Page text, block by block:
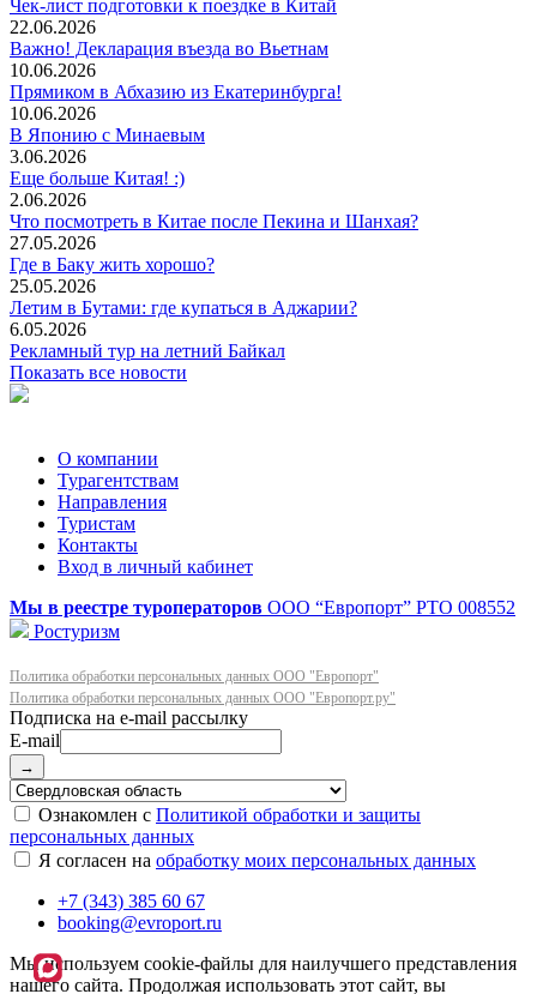
Чек-лист подготовки к поездке в Китай
22.06.2026
Важно! Декларация въезда во Вьетнам
10.06.2026
Прямиком в Абхазию из Екатеринбурга!
10.06.2026
В Японию с Минаевым
3.06.2026
Еще больше Китая! :)
2.06.2026
Что посмотреть в Китае после Пекина и Шанхая?
27.05.2026
Где в Баку жить хорошо?
25.05.2026
Летим в Бутами: где купаться в Аджарии?
6.05.2026
Рекламный тур на летний Байкал
Показать все новости
О компании
Турагентствам
Направления
Туристам
Контакты
Вход в личный кабинет
Мы в реестре туроператоров ООО “Европорт” РТО 008552
Ростуризм
Политика обработки персональных данных ООО "Европорт"
Политика обработки персональных данных ООО "Европорт.ру"
E-mail
→
Ознакомлен с Политикой обработки и защиты
персональных данных
Я согласен на обработку моих персональных данных
+7 (343) 385 60 67
booking@evroport.ru
Мы используем cookie-файлы для наилучшего представления
нашего сайта. Продолжая использовать этот сайт, вы